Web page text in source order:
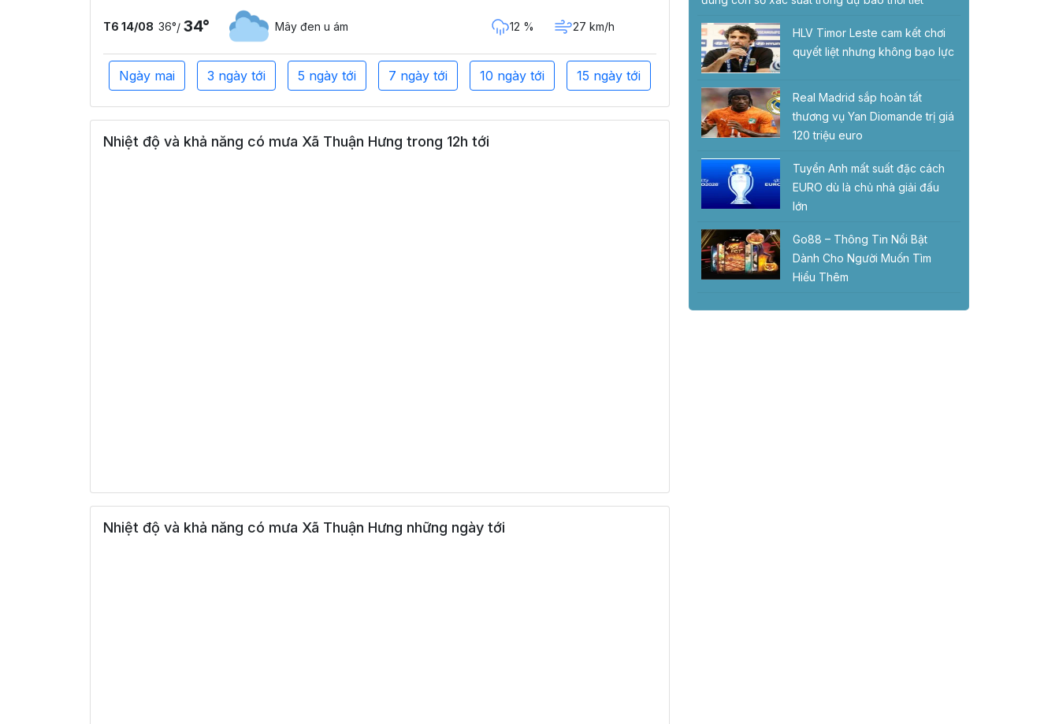
T6 14/08 36°/ 34° Mây đen u ám 12 % 27 km/h
Ngày mai 3 ngày tới 5 ngày tới 7 ngày tới 10 ngày tới 15 ngày tới
Nhiệt độ và khả năng có mưa Xã Thuận Hưng trong 12h tới
Nhiệt độ và khả năng có mưa Xã Thuận Hưng những ngày tới
HLV Timor Leste cam kết chơi
quyết liệt nhưng không bạo lực
Real Madrid sắp hoàn tất
thương vụ Yan Diomande trị giá
120 triệu euro
Tuyển Anh mất suất đặc cách
EURO dù là chủ nhà giải đấu
lớn
Go88 – Thông Tin Nổi Bật
Dành Cho Người Muốn Tìm
Hiểu Thêm